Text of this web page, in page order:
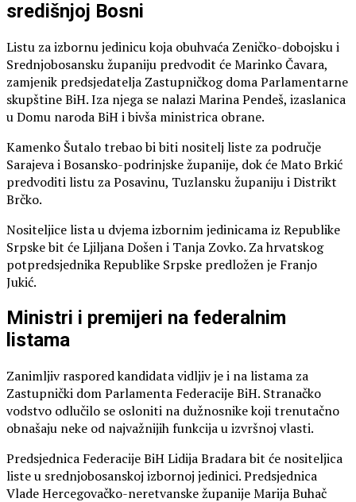
središnjoj Bosni
Listu za izbornu jedinicu koja obuhvaća Zeničko-dobojsku i
Srednjobosansku županiju predvodit će Marinko Čavara,
zamjenik predsjedatelja Zastupničkog doma Parlamentarne
skupštine BiH. Iza njega se nalazi Marina Pendeš, izaslanica
u Domu naroda BiH i bivša ministrica obrane.
Kamenko Šutalo trebao bi biti nositelj liste za područje
Sarajeva i Bosansko-podrinjske županije, dok će Mato Brkić
predvoditi listu za Posavinu, Tuzlansku županiju i Distrikt
Brčko.
Nositeljice lista u dvjema izbornim jedinicama iz Republike
Srpske bit će Ljiljana Došen i Tanja Zovko. Za hrvatskog
potpredsjednika Republike Srpske predložen je Franjo
Jukić.
Ministri i premijeri na federalnim
listama
Zanimljiv raspored kandidata vidljiv je i na listama za
Zastupnički dom Parlamenta Federacije BiH. Stranačko
vodstvo odlučilo se osloniti na dužnosnike koji trenutačno
obnašaju neke od najvažnijih funkcija u izvršnoj vlasti.
Predsjednica Federacije BiH Lidija Bradara bit će nositeljica
liste u srednjobosanskoj izbornoj jedinici. Predsjednica
Vlade Hercegovačko-neretvanske županije Marija Buhač